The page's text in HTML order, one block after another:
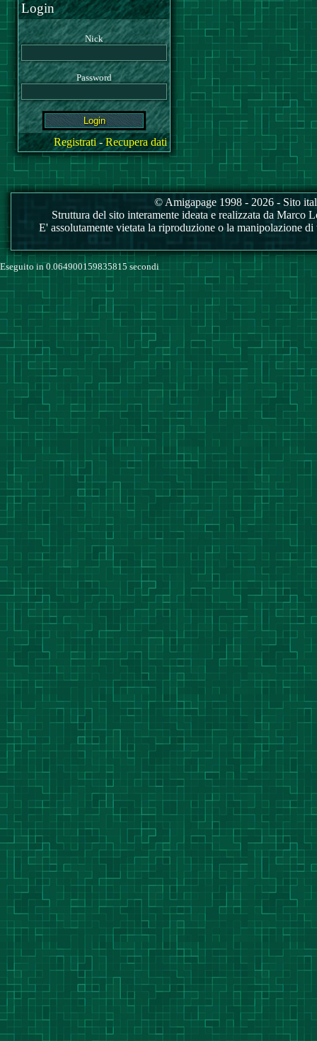
Login
Nick
Password
Registrati-Recupera dati
© Amigapage 1998 - 2026 - Sito
Struttura del sito interamente ideata e realizzata da
E' assolutamente vietata la riproduzione o la manipolazione
Eseguito in 0.064900159835815 secondi